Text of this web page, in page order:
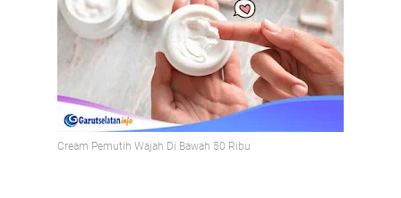
Cream Pemutih Wajah Di Bawah 50 Ribu